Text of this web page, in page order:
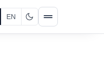
EN